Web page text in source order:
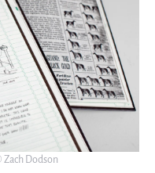
Zach Dodson